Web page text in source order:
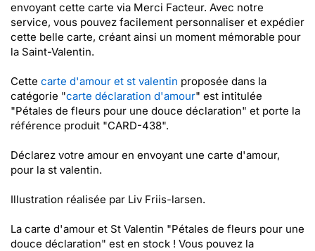
envoyant cette carte via Merci Facteur. Avec notre
service, vous pouvez facilement personnaliser et expédier
cette belle carte, créant ainsi un moment mémorable pour
la Saint-Valentin.
Cette carte d'amour et st valentin proposée dans la
catégorie "carte déclaration d'amour" est intitulée
"Pétales de fleurs pour une douce déclaration" et porte la
référence produit "CARD-438".
Déclarez votre amour en envoyant une carte d'amour,
pour la st valentin.
Illustration réalisée par Liv Friis-larsen.
La carte d'amour et St Valentin "Pétales de fleurs pour une
douce déclaration" est en stock ! Vous pouvez la